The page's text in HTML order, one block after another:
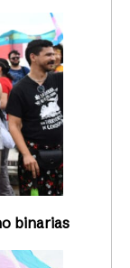
binarias